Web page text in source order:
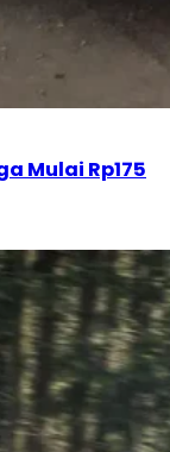
Mulai Rp175